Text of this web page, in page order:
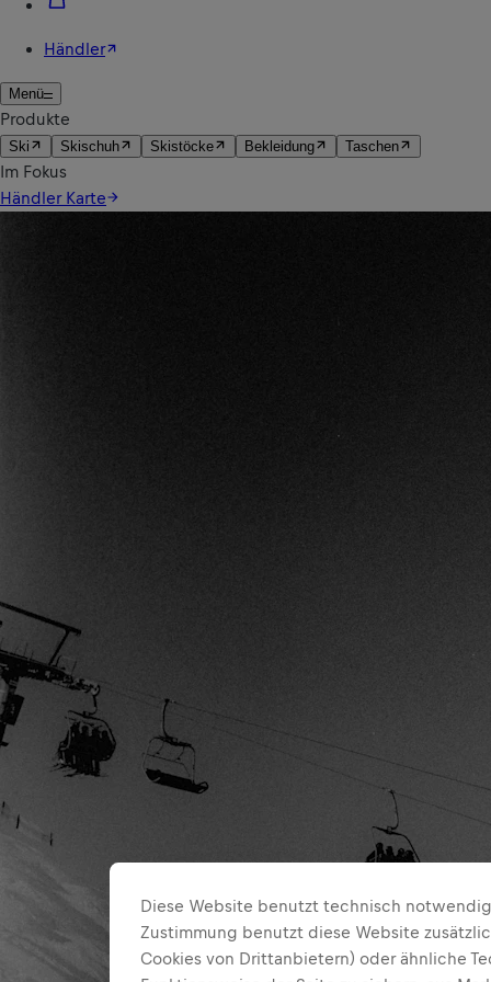
Diese Website benutzt technisch
Zustimmung benutzt diese Website
Cookies von Drittanbietern) oder ähnliche